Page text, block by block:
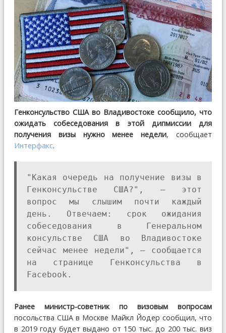
Генконсульство США во Владивостоке сообщило, что
ожидать собеседования в этой дипмиссии для
получения визы нужно менее недели, сообщает
Интерфакс.
"Какая очередь на получение визы в
Генконсульстве США?", — этот
вопрос мы слышим почти каждый
день. Отвечаем: срок ожидания
собеседования в Генеральном
консульстве США во Владивостоке
сейчас менее недели", — сообщается
на странице Генконсульства в
Facebook.
Ранее министр-советник по визовым вопросам
посольства США в Москве Майкл Йодер сообщил, что
в 2019 году будет выдано от 150 тыс. до 200 тыс. виз